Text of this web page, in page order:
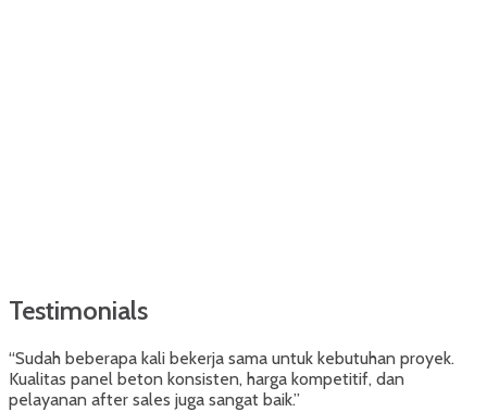
Testimonials
“Sudah beberapa kali bekerja sama untuk kebutuhan proyek.
Kualitas panel beton konsisten, harga kompetitif, dan
pelayanan after sales juga sangat baik.”